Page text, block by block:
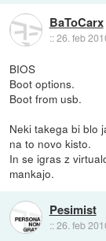
BaToCarx
::26. feb
BIOS
Boot options.
Boot from usb.
Neki takega bi blo
na to novo kisto.
In se igras z
mankajo.
Pesimist
::26. feb